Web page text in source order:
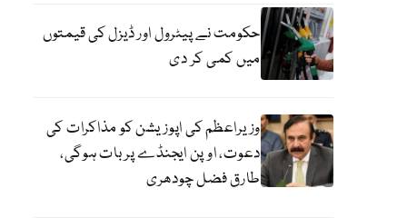
حکومت نے پیٹرول اور ڈیزل کی قیمتوں
میں کمی کر دی
وزیراعظم کی اپوزیشن کو مذاکرات کی
دعوت، اوپن ایجنڈے پر بات ہوگی،
طارق فضل چودھری